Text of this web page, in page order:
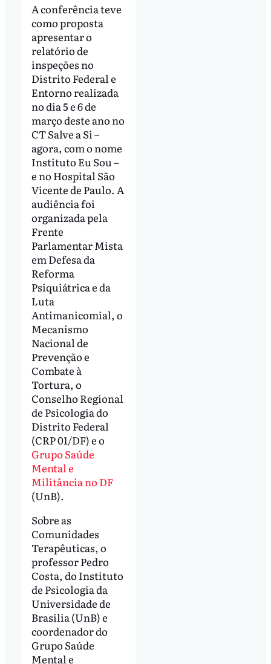
A conferência teve
como proposta
apresentar o
relatório de
inspeções no
Distrito Federal e
Entorno realizada
no dia 5 e 6 de
março deste ano no
CT Salve a Si –
agora, com o nome
Instituto Eu Sou –
e no Hospital São
Vicente de Paulo. A
audiência foi
organizada pela
Frente
Parlamentar Mista
em Defesa da
Reforma
Psiquiátrica e da
Luta
Antimanicomial, o
Mecanismo
Nacional de
Prevenção e
Combate à
Tortura, o
Conselho Regional
de Psicologia do
Distrito Federal
(CRP 01/DF) e o
Grupo Saúde
Mental e
Militância no DF
(UnB).
Sobre as
Comunidades
Terapêuticas, o
professor Pedro
Costa, do Instituto
de Psicologia da
Universidade de
Brasília (UnB) e
coordenador do
Grupo Saúde
Mental e